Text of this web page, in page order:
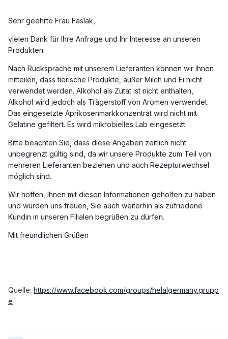
Sehr geehrte Frau Faslak,
vielen Dank für Ihre Anfrage und Ihr Interesse an unseren
Produkten.
Nach Rücksprache mit unserem Lieferanten können wir Ihnen
mitteilen, dass tierische Produkte, außer Milch und Ei nicht
verwendet werden. Alkohol als Zutat ist nicht enthalten,
Alkohol wird jedoch als Trägerstoff von Aromen verwendet.
Das eingesetzte Aprikosenmarkkonzentrat wird nicht mit
Gelatine gefiltert. Es wird mikrobielles Lab eingesetzt.
Bitte beachten Sie, dass diese Angaben zeitlich nicht
unbegrenzt gültig sind, da wir unsere Produkte zum Teil von
mehreren Lieferanten beziehen und auch Rezepturwechsel
möglich sind.
Wir hoffen, Ihnen mit diesen Informationen geholfen zu haben
und würden uns freuen, Sie auch weiterhin als zufriedene
Kundin in unseren Filialen begrüßen zu dürfen.
Mit freundlichen Grüßen
Quelle: https://www.facebook.com/groups/helalgermany.grupp
e